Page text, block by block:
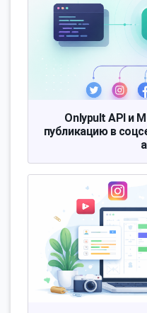
Onlypult API и
публикацию в